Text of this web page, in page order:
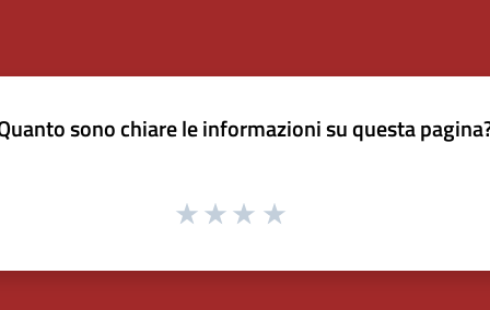
sono chiare le informazioni su questa